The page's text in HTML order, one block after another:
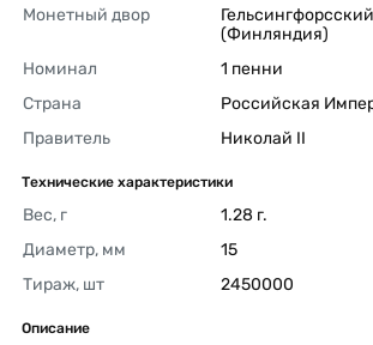
Монетный двор
(Финляндия)
Номинал
1 пенни
Страна
Российская
Правитель
Николай II
Технические характеристики
Вес, г
1.28 г.
Диаметр, мм
15
Тираж, шт
2450000
Описание